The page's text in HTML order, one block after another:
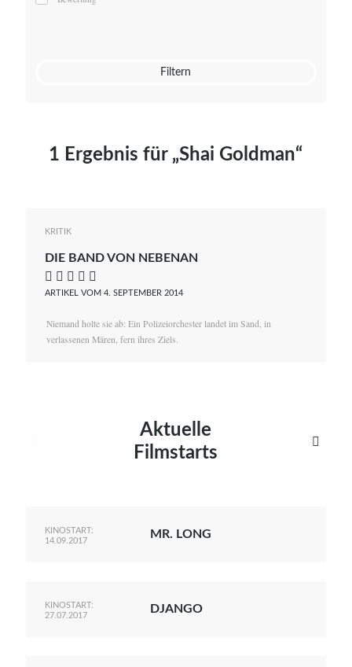
Mato von Vogelstein
Filtern
1 Ergebnis für „Shai Goldman“
KRITIK
DIE BAND VON NEBENAN
    
ARTIKEL VOM 4. SEPTEMBER 2014
Niemand holte sie ab: Ein Polizeiorchester landet im Sand, in
verlassenen Mären, fern ihres Ziels.
Aktuelle
Filmstarts

KINOSTART:
14.09.2017
MR. LONG
KINOSTART:
27.07.2017
DJANGO